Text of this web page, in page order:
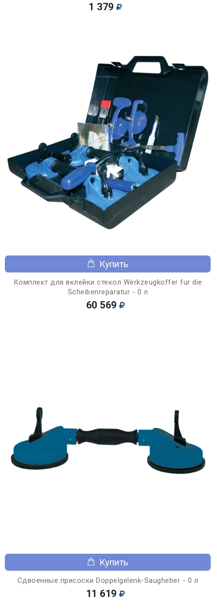
1 379
Купить
Комплект для вклейки стекол Werkzeugkoffer fur die
Scheibenreparatur - 0 л
60 569
Купить
Сдвоенные присоски Doppelgelenk-Saugheber - 0 л
11 619